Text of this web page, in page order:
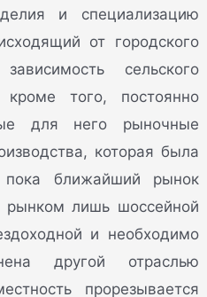
и специализацию
от городского
сельского
того, постоянно
для него рыночные
которая была
ближайший рынок
лишь шоссейной
и необходимо
другой отраслью
прорезывается